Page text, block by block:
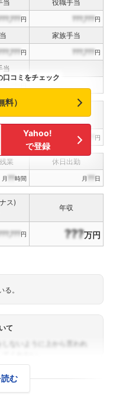
当
役職手当
???,???円 ???,???円
家族手当
???,???円 ???,???円
当
ブ賞与
決算賞与
円 ???,??? 円
業 休日出勤
月 ??時間 月 ??日
ス)
年収
???,???円 ???万円
口コミをチェック
料）
Yahoo!
で登録
。
て
む